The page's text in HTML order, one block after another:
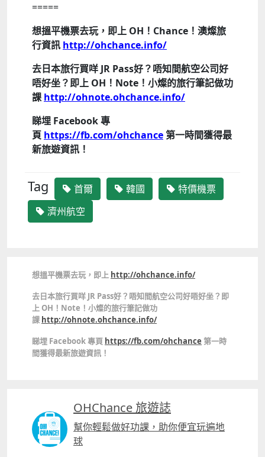
=====
想搵平機票去玩，即上 OH！Chance！澳燦旅
行資訊 http://ohchance.info/
去日本旅行買咩 JR Pass好？唔知間航空公司好
唔好坐？即上 OH！Note！小燦的旅行筆記做功
課 http://ohnote.ohchance.info/
睇埋 Facebook 專
頁 https://fb.com/ohchance第一時間獲得最
新旅遊資訊！
Tag 首爾 韓國
特價機票
濟州航空
想搵平機票去玩，即上 http://ohchance.info/
去日本旅行買咩 JR Pass好？唔知間航空公司好唔好坐？即
上 OH！Note！小燦的旅行筆記做功
課 http://ohnote.ohchance.info/
睇埋 Facebook 專頁 https://fb.com/ohchance 第一時
間獲得最新旅遊資訊！
OHChance 旅遊誌
幫你輕鬆做好功課，助你便宜玩遍地
球